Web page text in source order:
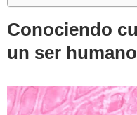
Conociendo
un ser humano